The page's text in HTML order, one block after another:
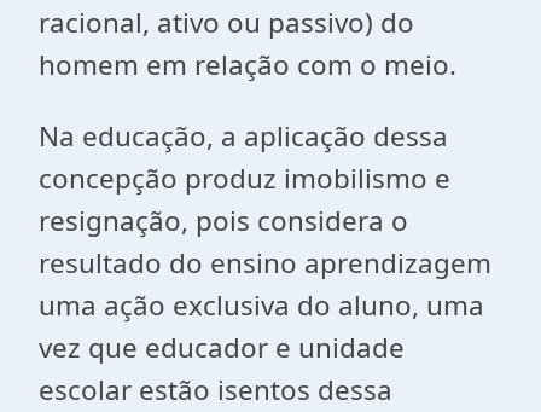
racional, ativo ou passivo) do
homem em relação com o meio.
Na educação, a aplicação dessa
concepção produz imobilismo e
resignação, pois considera o
resultado do ensino aprendizagem
uma ação exclusiva do aluno, uma
vez que educador e unidade
escolar estão isentos dessa